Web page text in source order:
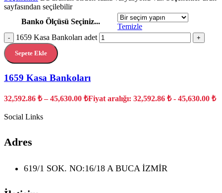
sayfasından seçilebilir
Banko Ölçüsü Seçiniz...
Temizle
- 1659 Kasa Bankoları adet +
Sepete Ekle
1659 Kasa Bankoları
32,592.86 ₺ –45,630.00 ₺Fiyat aralığı: 32,592.86 ₺ - 45,630.00 ₺
Social Links
Adres
619/1 SOK. NO:16/18 A BUCA İZMİR